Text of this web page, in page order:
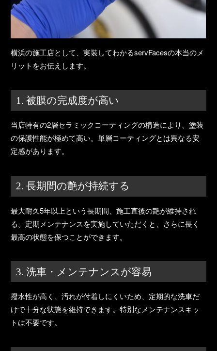
横浜の施工店として、実装してわかるservFacesの本当のメ
リットをお伝えします。
1. 被膜の完成度が高い
当店特有の2層セラミックコーティングの構造により、塗装
の保護性能が極めて高い。単層コーティングとは異なる安
定感があります。
2. 長期間の艶が持続する
最大耐久5年以上という長期間、施工直後の艶が維持され
る。定期メンテナンスを実施していただくと、さらに長く
最高の状態を保つことができます。
3. 洗車・メンテナンスが容易
撥水性が高く、汚れが付着しにくいため、 定期的な洗車だ
けで十分な状態を維持できます。特別なメンテナンスキッ
トは不要です。